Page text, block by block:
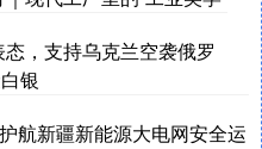
，支持乌克兰空袭俄罗
银
航新疆新能源大电网安全运